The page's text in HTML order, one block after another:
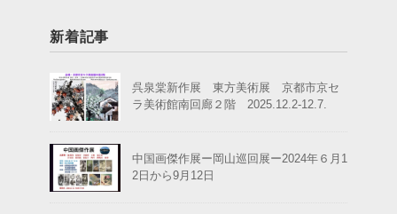
新着記事
呉泉棠新作展 東方美術展 京都市京セ
ラ美術館南回廊２階 2025.12.2-12.7.
中国画傑作展ー岡山巡回展ー2024年６月1
2日から9月12日